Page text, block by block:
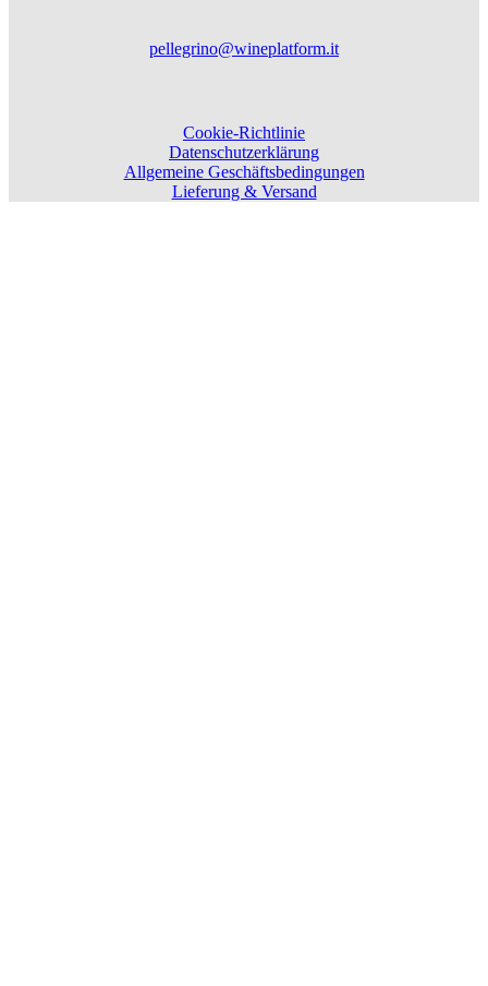
pellegrino@wineplatform.it
Cookie-Richtlinie
Datenschutzerklärung
Allgemeine Geschäftsbedingungen
Lieferung & Versand